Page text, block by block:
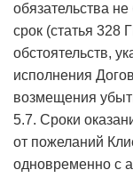
обязательства
срок (статья 328
обстоятельств,
исполнения
возмещения
5.7. Сроки
от пожеланий
одновременно с